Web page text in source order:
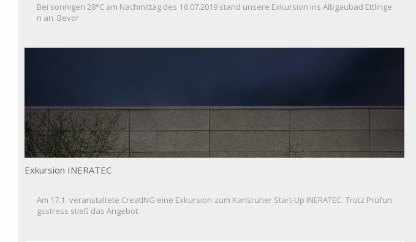
Bei sonnigen 28°C am Nachmittag des 16.07.2019 stand unsere Exkursion ins Albgaubad Ettlinge
n an. Bevor
Exkursion INERATEC
Am 17.1. veranstaltete CreatING eine Exkursion zum Karlsruher Start-Up INERATEC. Trotz Prüfun
gsstress stieß das Angebot